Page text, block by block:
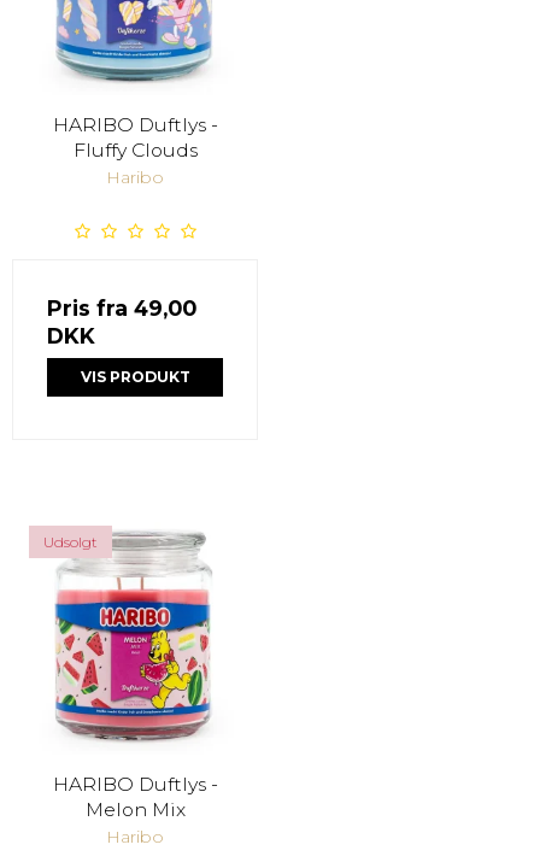
HARIBO Duftlys -
Fluffy Clouds
Haribo
Pris fra 49,00
DKK
VIS PRODUKT
Udsolgt
HARIBO Duftlys -
Melon Mix
Haribo